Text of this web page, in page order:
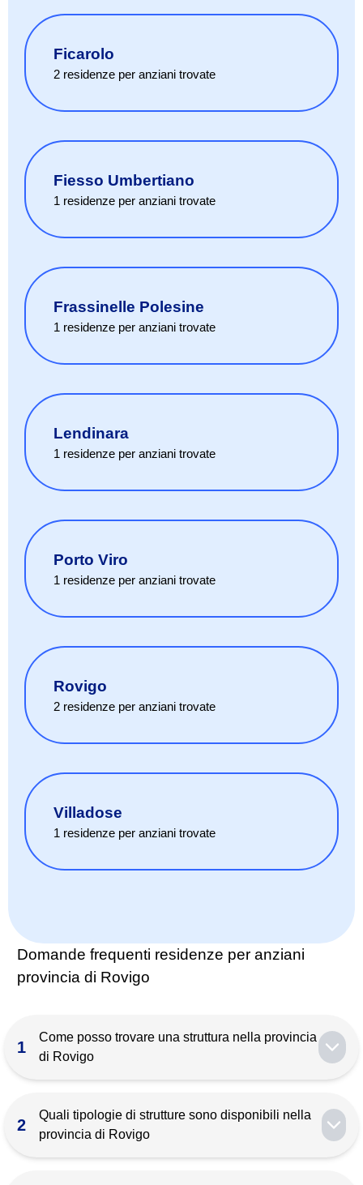
Ficarolo
2 residenze per anzianitrovate
Fiesso Umbertiano
1 residenze per anzianitrovate
Frassinelle Polesine
1 residenze per anzianitrovate
Lendinara
1 residenze per anzianitrovate
Porto Viro
1 residenze per anzianitrovate
Rovigo
2 residenze per anzianitrovate
Villadose
1 residenze per anzianitrovate
Domande frequenti residenze per anziani
provincia di Rovigo
1
Come posso trovare una struttura nella provincia
di Rovigo
2
Quali tipologie di strutture sono disponibili nella
provincia di Rovigo